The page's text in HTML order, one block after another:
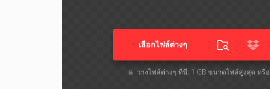
เลือกไฟล์ต่างๆ​
วางไฟล์ต่างๆ​ ที่นี่. 1 GB ขนาดไฟล์สูงสุด หรือ